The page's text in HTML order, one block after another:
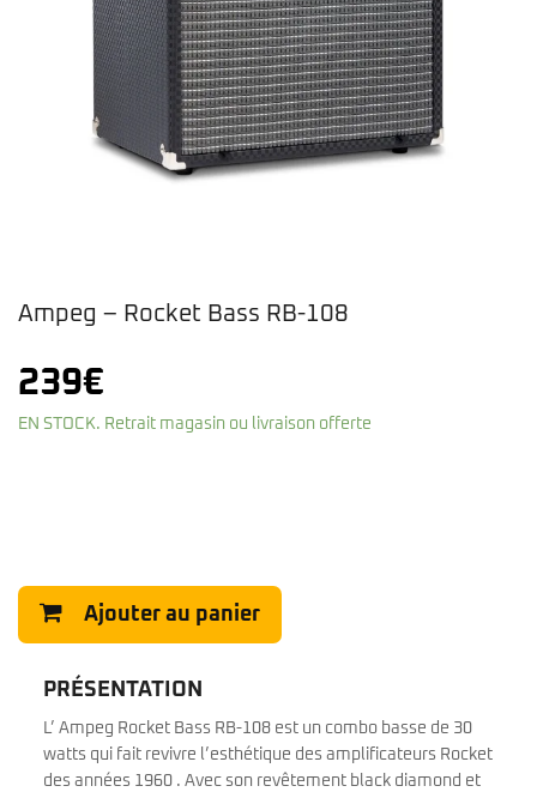
Ampeg – Rocket Bass RB-108
239€
EN STOCK. Retrait magasin ou livraison offerte
Ajouter au panier
PRÉSENTATION
L’ Ampeg Rocket Bass RB-108 est un combo basse de 30
watts qui fait revivre l’esthétique des amplificateurs Rocket
des années 1960 . Avec son revêtement black diamond et